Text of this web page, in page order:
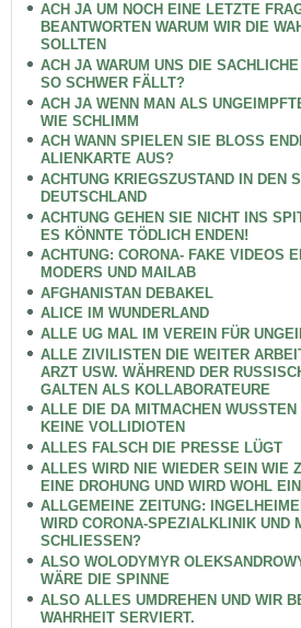
ACH JA UM NOCH EINE LETZTE
BEANTWORTEN WARUM WIR DIE
SOLLTEN
ACH JA WARUM UNS DIE
SO SCHWER FÄLLT?
ACH JA WENN MAN ALS
WIE SCHLIMM
ACH WANN SPIELEN SIE BLOSS
ALIENKARTE AUS?
ACHTUNG KRIEGSZUSTAND IN DEN
DEUTSCHLAND
ACHTUNG GEHEN SIE NICHT INS
ES KÖNNTE TÖDLICH ENDEN!
ACHTUNG: CORONA- FAKE VIDEOS
MODERS UND MAILAB
AFGHANISTAN DEBAKEL
ALICE IM WUNDERLAND
ALLE UG MAL IM VEREIN FÜR
ALLE ZIVILISTEN DIE WEITER
ARZT USW. WÄHREND DER
GALTEN ALS KOLLABORATEURE
ALLE DIE DA MITMACHEN
KEINE VOLLIDIOTEN
ALLES FALSCH DIE PRESSE LÜGT
ALLES WIRD NIE WIEDER SEIN WIE
EINE DROHUNG UND WIRD WOHL
ALLGEMEINE ZEITUNG:
WIRD CORONA-SPEZIALKLINIK UND
SCHLIESSEN?
ALSO WOLODYMYR
WÄRE DIE SPINNE
ALSO ALLES UMDREHEN UND WIR
WAHRHEIT SERVIERT.